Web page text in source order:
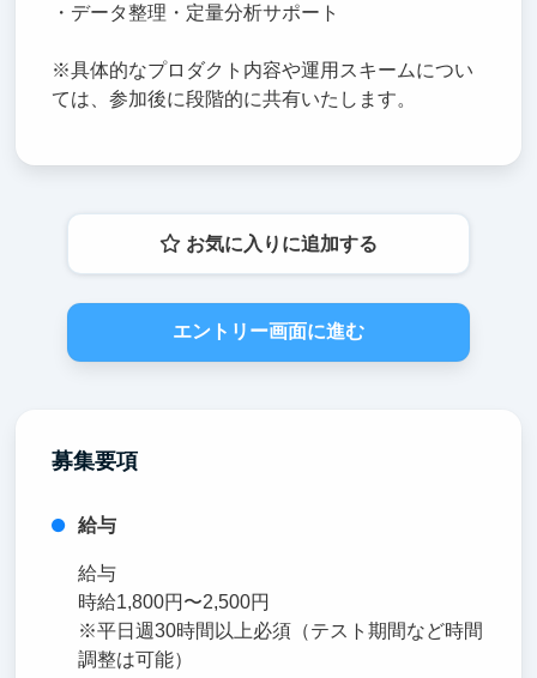
・データ整理・定量分析サポート
※具体的なプロダクト内容や運用スキームについ
ては、参加後に段階的に共有いたします。
お気に入りに追加する
エントリー画面に進む
募集要項
給与
給与
時給1,800円〜2,500円
※平日週30時間以上必須（テスト期間など時間
調整は可能）